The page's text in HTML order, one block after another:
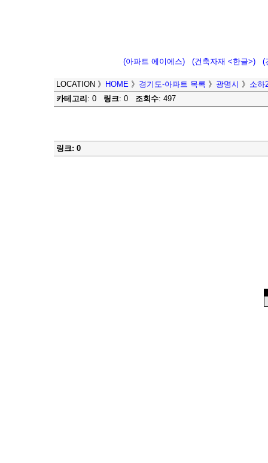
(아파트 에이에스) (건축자재 <한글>) (
LOCATION 》 HOME 》 경기도-아파트 목록 》 광명시 》 소하
카테고리 : 0 링크: 0 조회수: 497
링크: 0